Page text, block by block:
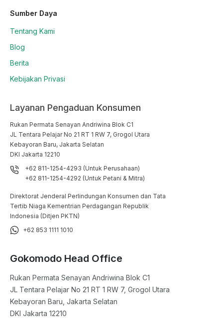
Sumber Daya
Tentang Kami
Blog
Berita
Kebijakan Privasi
Layanan Pengaduan Konsumen
Rukan Permata Senayan Andriwina Blok C1
JL Tentara Pelajar No 21 RT 1 RW 7, Grogol Utara
Kebayoran Baru, Jakarta Selatan
DKI Jakarta 12210
+62 811-1254-4293 (Untuk Perusahaan)
+62 811-1254-4292 (Untuk Petani & Mitra)
Direktorat Jenderal Perlindungan Konsumen dan Tata
Tertib Niaga Kementrian Perdagangan Republik
Indonesia (Ditjen PKTN)
+62 853 1111 1010
Gokomodo Head Office
Rukan Permata Senayan Andriwina Blok C1
JL Tentara Pelajar No 21 RT 1 RW 7, Grogol Utara
Kebayoran Baru, Jakarta Selatan
DKI Jakarta 12210